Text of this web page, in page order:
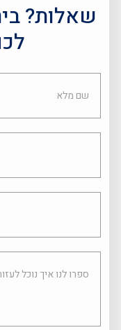
שאלות?
שם
מלא
אימייל
טלפון
ספרו
לנו